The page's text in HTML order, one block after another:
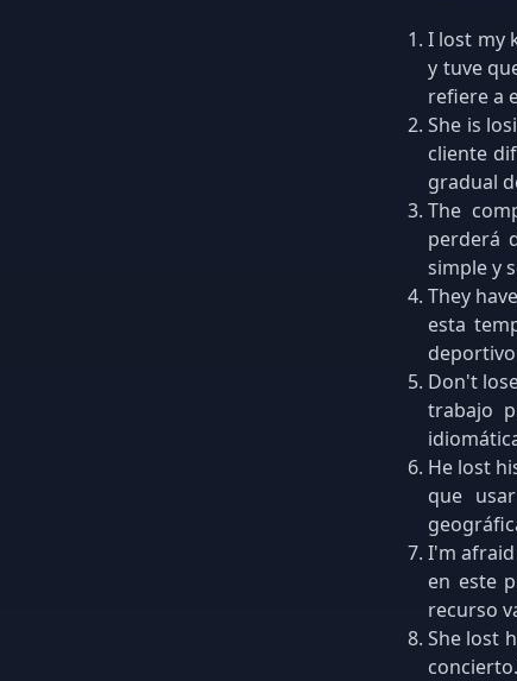
I lost my
y tuve
refiere a
She is
cliente
gradual
The
perderá
simple y
They
esta
Don't
trabajo
He lost
que
I'm
en este
recurso
She lost